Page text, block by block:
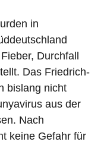
in
Durchfall
Das Friedrich-
bislang nicht
aus der
Nach
keine Gefahr für